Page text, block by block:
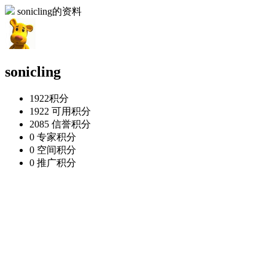
sonicling的资料
sonicling
1922积分
1922 可用积分
2085 信誉积分
0 专家积分
0 空间积分
0 推广积分